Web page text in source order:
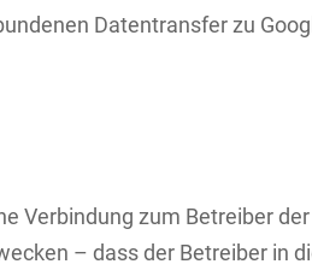
Datentransfer zu
Verbindung zum Betreiber
– dass der Betreiber in